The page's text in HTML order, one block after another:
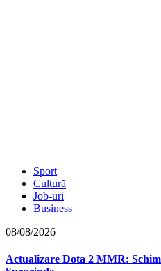
Sport
Cultură
Job-uri
Business
08/08/2026
Actualizare Dota 2 MMR: